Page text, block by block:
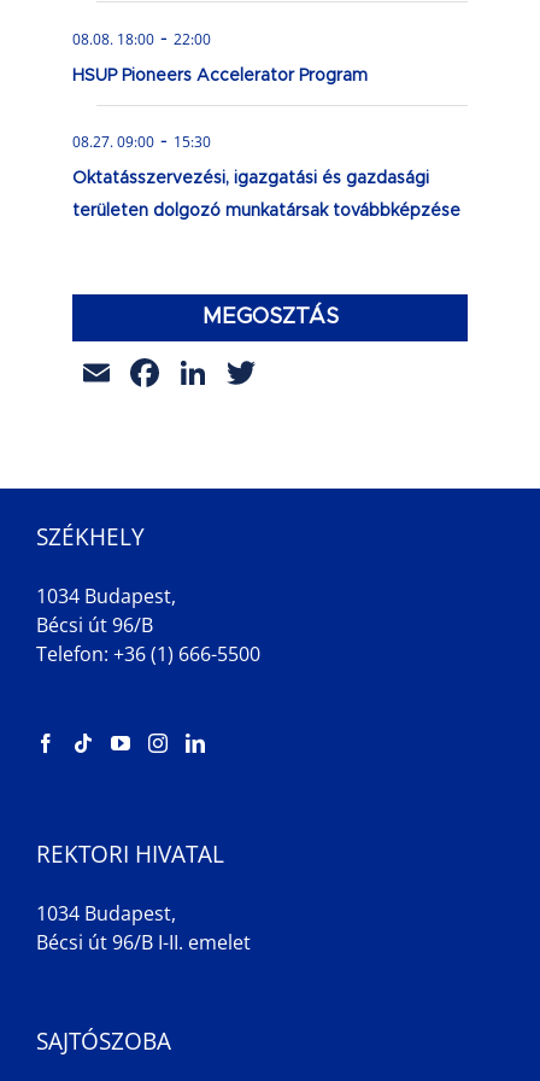
08.08. 18:00 - 22:00
HSUP Pioneers Accelerator Program
08.27. 09:00 - 15:30
Oktatásszervezési, igazgatási és gazdasági
területen dolgozó munkatársak továbbképzése
MEGOSZTÁS
EmailFacebook
LinkedIn
SZÉKHELY
1034 Budapest,
Bécsi út 96/B
Telefon: +36 (1) 666-5500
REKTORI HIVATAL
1034 Budapest,
Bécsi út 96/B I-II. emelet
SAJTÓSZOBA